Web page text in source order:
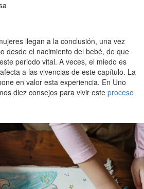
llegan a la conclusión, una vez
desde el nacimiento del bebé, de que
periodo vital. A veces, el miedo es
a las vivencias de este capítulo. La
en valor esta experiencia. En Uno
diez consejos para vivir este proceso